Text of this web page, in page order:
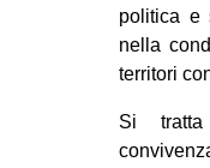
politica e
nella
territori
Si